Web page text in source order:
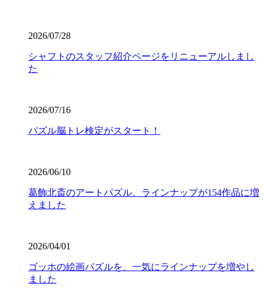
2026/07/28
シャフトのスタッフ紹介ページをリニューアルしまし
た
2026/07/16
パズル脳トレ検定がスタート！
2026/06/10
葛飾北斎のアートパズル、ラインナップが154作品に増
えました
2026/04/01
ゴッホの絵画パズルを、一気にラインナップを増やし
ました